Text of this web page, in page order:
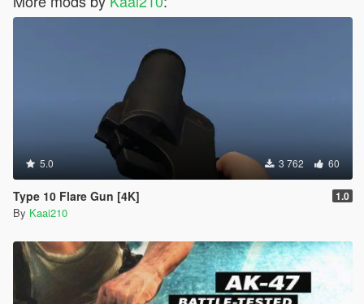
5.0 3 762 60
Type 10 Flare Gun [4K] 1.0
By Kaai210